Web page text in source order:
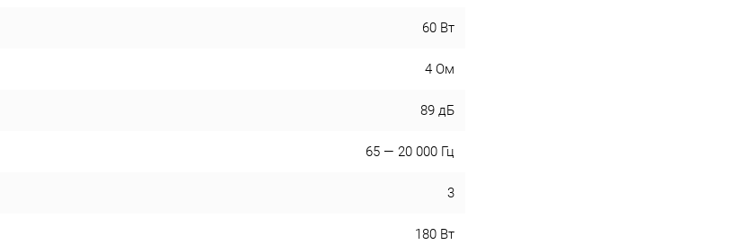
60 Вт
4 Ом
89 дБ
65 — 20 000 Гц
3
180 Вт